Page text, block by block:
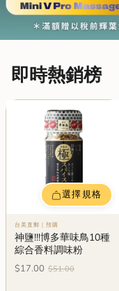
即時熱銷榜
選擇規格
台美直郵｜預購
神鹽!!!博多華味鳥10種
綜合香料調味粉
$17.00 $51.00